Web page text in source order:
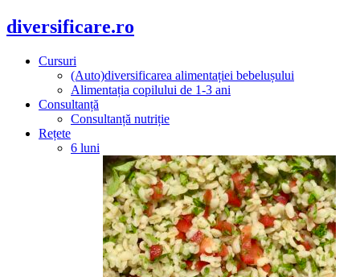
diversificare.ro
Cursuri
(Auto)diversificarea alimentației bebelușului
Alimentația copilului de 1-3 ani
Consultanță
Consultanță nutriție
Rețete
6 luni